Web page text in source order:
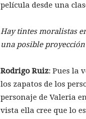
película desde una
Hay tintes moralistas
una posible
Rodrigo Ruiz: Pues la
los zapatos de los
personaje de Valeria
vista ella cree que lo